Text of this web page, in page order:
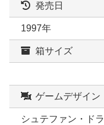
発売日
1997年
箱サイズ
ゲームデザイン
シュテファン・ドラ